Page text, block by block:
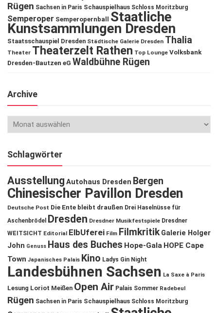
Rügen Sachsen in Paris Schauspielhaus Schloss Moritzburg
Semperoper Semperopernball Staatliche
Kunstsammlungen Dresden
Staatsschauspiel Dresden Städtische Galerie Dresden Thalia
Theater Theaterzelt Rathen Top Lounge Volksbank
Dresden-Bautzen eG Waldbühne Rügen
Archive
Schlagwörter
Ausstellung Autohaus Dresden Bergen
Chinesischer Pavillon Dresden
Deutsche Post Die Ente bleibt draußen Drei Haselnüsse für
Aschenbrödel
Dresden Dresdner Musikfestspiele Dresdner
WEITSICHT Editorial ElbUferei Film Filmkritik Galerie Holger
John Genuss Haus des Buches Hope-Gala HOPE Cape
Town Japanisches Palais Kino Ladys Gin Night
Landesbühnen Sachsen La Saxe à Paris
Lesung Loriot Meißen Open Air Palais Sommer Radebeul
Rügen Sachsen in Paris Schauspielhaus Schloss Moritzburg